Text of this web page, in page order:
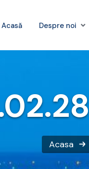
Acasă Despre noi
Acasa